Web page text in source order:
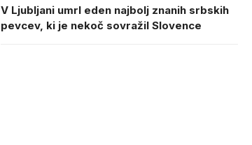
V Ljubljani umrl eden najbolj znanih srbskih
pevcev, ki je nekoč sovražil Slovence